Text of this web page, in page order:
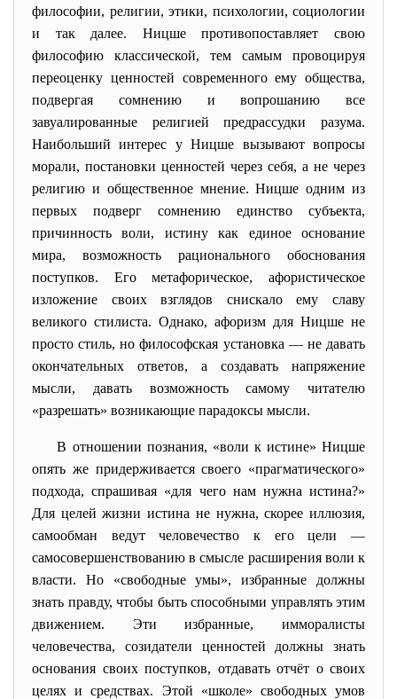
философии, религии, этики, психологии, социологии
и так далее. Ницше противопоставляет свою
философию классической, тем самым провоцируя
переоценку ценностей современного ему общества,
подвергая сомнению и вопрошанию все
завуалированные религией предрассудки разума.
Наибольший интерес у Ницше вызывают вопросы
морали, постановки ценностей через себя, а не через
религию и общественное мнение. Ницше одним из
первых подверг сомнению единство субъекта,
причинность воли, истину как единое основание
мира, возможность рационального обоснования
поступков. Его метафорическое, афористическое
изложение своих взглядов снискало ему славу
великого стилиста. Однако, афоризм для Ницше не
просто стиль, но философская установка — не давать
окончательных ответов, а создавать напряжение
мысли, давать возможность самому читателю
«разрешать» возникающие парадоксы мысли.
В отношении познания, «воли к истине» Ницше
опять же придерживается своего «прагматического»
подхода, спрашивая «для чего нам нужна истина?»
Для целей жизни истина не нужна, скорее иллюзия,
самообман ведут человечество к его цели —
самосовершенствованию в смысле расширения воли к
власти. Но «свободные умы», избранные должны
знать правду, чтобы быть способными управлять этим
движением. Эти избранные, имморалисты
человечества, созидатели ценностей должны знать
основания своих поступков, отдавать отчёт о своих
целях и средствах. Этой «школе» свободных умов